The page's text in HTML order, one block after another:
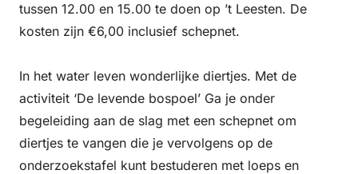
tussen 12.00 en 15.00 te doen op ’t Leesten. De
kosten zijn €6,00 inclusief schepnet.
In het water leven wonderlijke diertjes. Met de
activiteit ‘De levende bospoel’ Ga je onder
begeleiding aan de slag met een schepnet om
diertjes te vangen die je vervolgens op de
onderzoekstafel kunt bestuderen met loeps en